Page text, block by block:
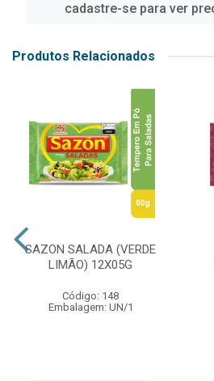
cadastre-se para ver
Produtos Relacionados
SAZON SALADA (VERDE
LIMÃO) 12X05G
Código: 148
Embalagem: UN/1